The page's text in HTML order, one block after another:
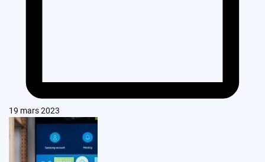
19 mars 2023